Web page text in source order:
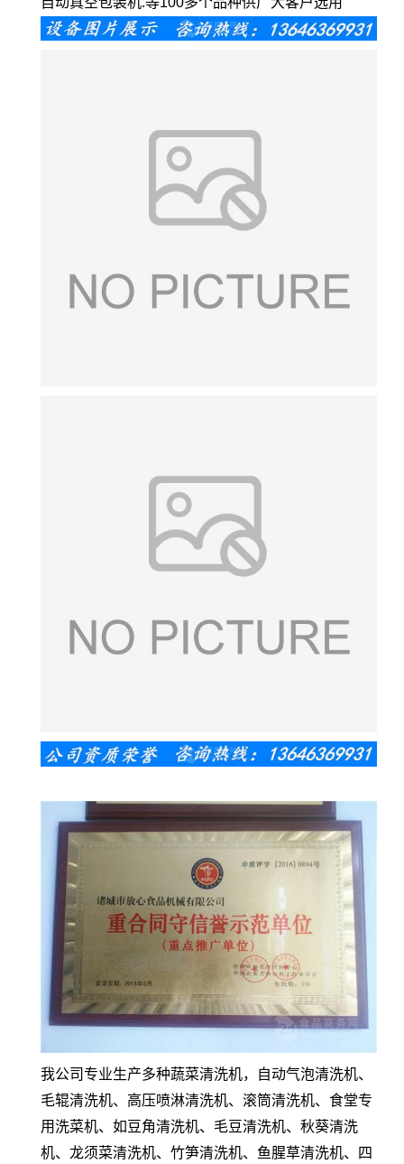
我公司专业生产多种蔬菜清洗机，自动气泡清洗机、
毛辊清洗机、高压喷淋清洗机、滚筒清洗机、食堂专
用洗菜机、如豆角清洗机、毛豆清洗机、秋葵清洗
机、龙须菜清洗机、竹笋清洗机、鱼腥草清洗机、四